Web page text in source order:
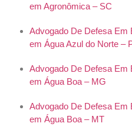
em Agronômica – SC
Advogado De Defesa Em
em Água Azul do Norte –
Advogado De Defesa Em
em Água Boa – MG
Advogado De Defesa Em
em Água Boa – MT